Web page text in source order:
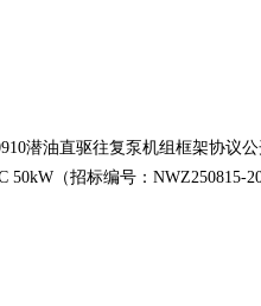
潜油直驱往复泵机组框架协议
50kW（招标编号：NWZ250815-